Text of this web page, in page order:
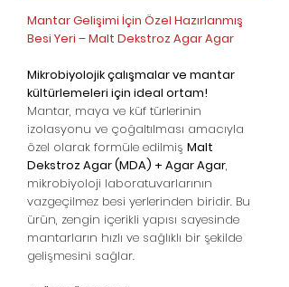
Mantar Gelişimi İçin Özel Hazırlanmış
Besi Yeri – Malt Dekstroz Agar Agar
Mikrobiyolojik çalışmalar ve mantar
kültürlemeleri için ideal ortam!
Mantar, maya ve küf türlerinin
izolasyonu ve çoğaltılması amacıyla
özel olarak formüle edilmiş Malt
Dekstroz Agar (MDA) + Agar Agar,
mikrobiyoloji laboratuvarlarının
vazgeçilmez besi yerlerinden biridir. Bu
ürün, zengin içerikli yapısı sayesinde
mantarların hızlı ve sağlıklı bir şekilde
gelişmesini sağlar.